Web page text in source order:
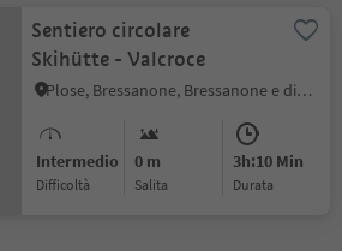
Sentiero circolare
Skihütte - Valcroce
Plose, Bressanone, Bressanone e dintorni
Intermedio
Difficoltà
0 m
Salita
3h:10 Min
durata